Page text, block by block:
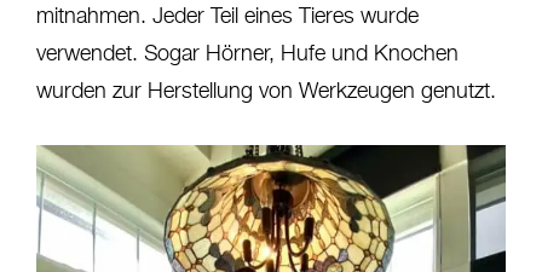
mitnahmen. Jeder Teil eines Tieres wurde
verwendet. Sogar Hörner, Hufe und Knochen
wurden zur Herstellung von Werkzeugen genutzt.